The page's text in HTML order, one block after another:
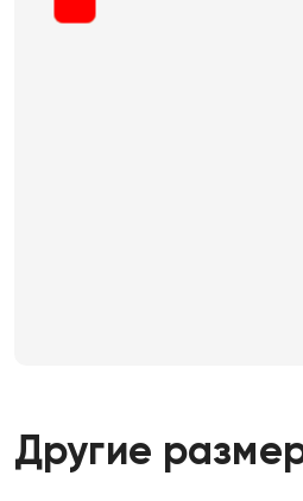
Другие